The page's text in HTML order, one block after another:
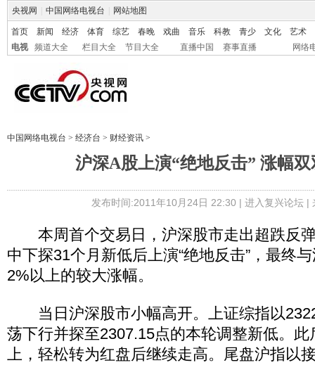
央视网 中国网络电视台 网站地图
首页 新闻 经济 体育 综艺 春晚 戏曲 音乐 科教 青少 文化
艺术
电视
频道大全 栏目大全 节目大全 直播中国 赛事直播 网络
中国网络电视台 > 经济台 > 财经资讯 >
沪深A股上演“绝地反击” 涨幅
发布时间:2011年10月24日 22:30 | 进入复兴论坛|
本周首个交易日，沪深股市走出超跌反
中下探31个月新低后上演“绝地反击”，最终
2%以上的较大涨幅。
当日沪深股市小幅高开。上证综指以
荡下行并探至2307.15点的本轮调整新低。
上，轻松转为红盘后继续走高。尾盘沪指以